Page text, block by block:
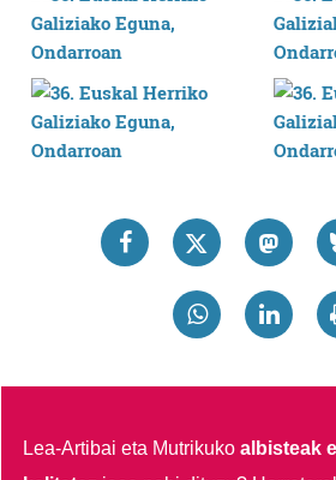
Lea-Artibai eta Mutrikukoalbisteak